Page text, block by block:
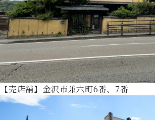
【売店舗】金沢市兼六町6番、7番